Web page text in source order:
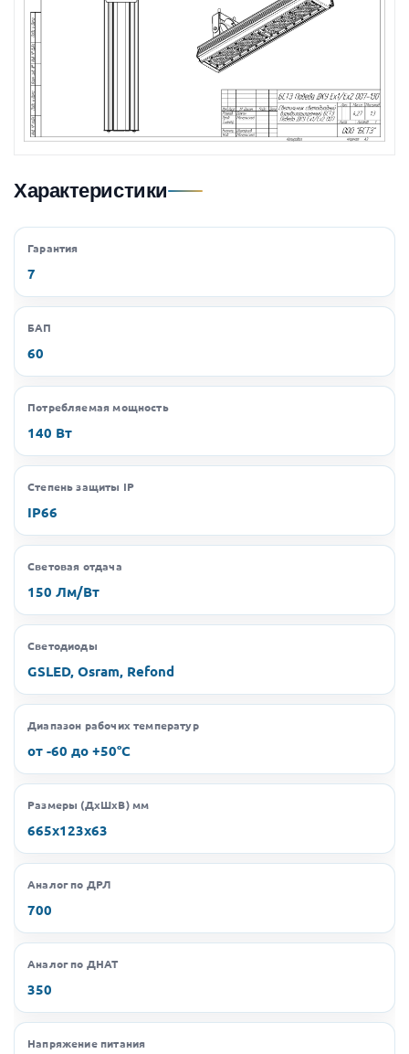
Характеристики
Гарантия
7
БАП
60
Потребляемая мощность
140 Вт
Степень защиты IP
IP66
Световая отдача
150 Лм/Вт
Светодиоды
GSLED, Osram, Refond
Диапазон рабочих температур
от -60 до +50°C
Размеры (ДхШхВ) мм
665х123х63
Аналог по ДРЛ
700
Аналог по ДНАТ
350
Напряжение питания